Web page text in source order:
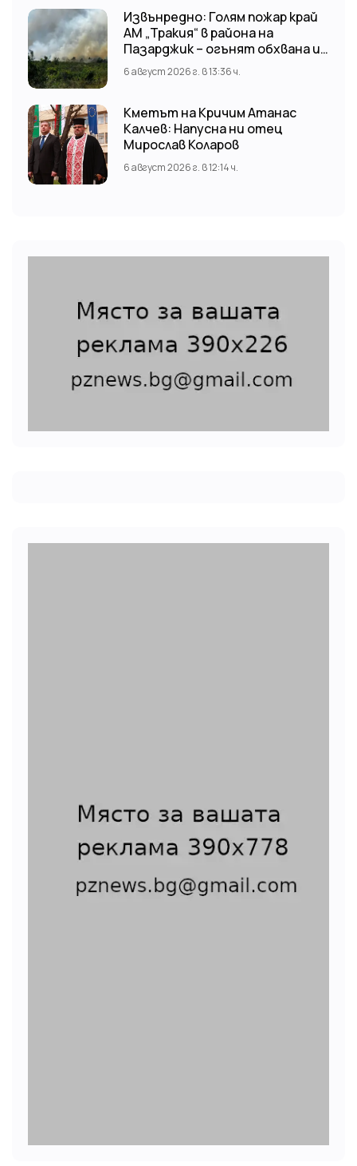
Извънредно: Голям пожар край
АМ „Тракия“ в района на
Пазарджик – огънят обхвана и
лозови масиви
6 август 2026 г. в 13:36 ч.
Кметът на Кричим Атанас
Калчев: Напусна ни отец
Мирослав Коларов
6 август 2026 г. в 12:14 ч.